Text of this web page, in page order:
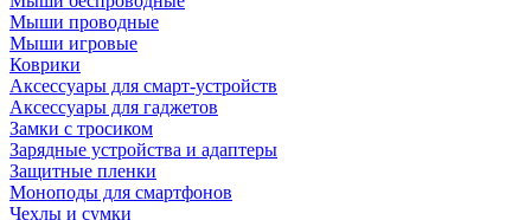
Мыши проводные
Мыши игровые
Коврики
Аксессуары для смарт-устройств
Аксессуары для гаджетов
Замки с тросиком
Зарядные устройства и адаптеры
Защитные пленки
Моноподы для смартфонов
Чехлы и сумки